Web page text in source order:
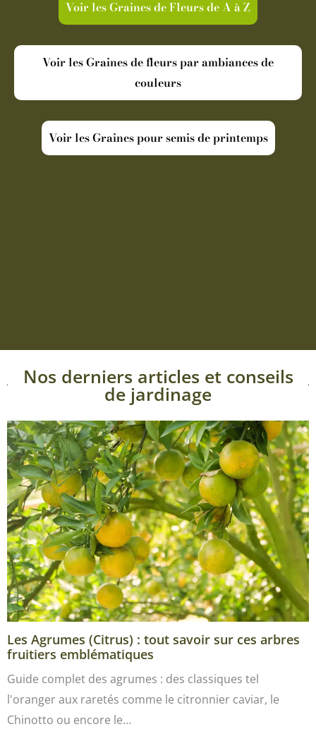
Voir les Graines de Fleurs de A à Z
Voir les Graines de fleurs par ambiances de
couleurs
Voir les Graines pour semis de printemps
Nos derniers articles et conseils
de jardinage
Les Agrumes (Citrus) : tout savoir sur ces arbres
fruitiers emblématiques
Guide complet des agrumes : des classiques tel
l'oranger aux raretés comme le citronnier caviar, le
Chinotto ou encore le…